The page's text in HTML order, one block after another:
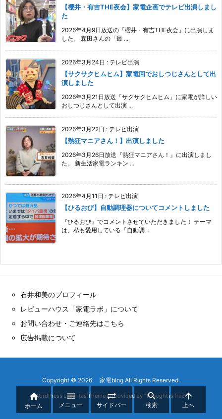
【櫻井・有吉THE夜会】家電企画でテレビ出演しまし
た
2026年4月9日放送の「櫻井・有吉THE夜会」に出演しま
した。 森田さんの「最 ...
2026年3月24日 : テレビ出演
【サクサクヒムヒム】家電回でおしつじさんとして出
演しました
2026年3月21日放送「サクサクヒムヒム」に家電が詳しい
おしつじさんとして出演 ...
2026年3月22日 : テレビ出演
【熱狂マニアさん！】出演しました
2026年3月26日放送『熱狂マニアさん！』に出演しまし
た。 新生活家電ランキン ...
2026年4月11日 : テレビ出演
【ひるおび】自動調理器についてコメントしました
『ひるおび』でコメントさせていただきました！ テーマ
は、私も愛用している「自動調 ...
石井和美のプロフィール
レビューハウス「家電ラボ」について
お問い合わせ・ご連絡先はこちら
広告掲載について
Copyright © 2026 家電blog All Rights Reserved.
WordPress Luxeritas Theme is provided by "Thought is free".

ホーム

メニュー

サイドバー

検索

上へ